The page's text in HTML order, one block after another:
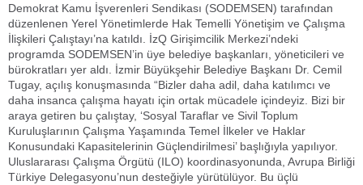
Demokrat Kamu İşverenleri Sendikası (SODEMSEN) tarafından
düzenlenen Yerel Yönetimlerde Hak Temelli Yönetişim ve Çalışma
İlişkileri Çalıştayı’na katıldı. İzQ Girişimcilik Merkezi’ndeki
programda SODEMSEN’in üye belediye başkanları, yöneticileri ve
bürokratları yer aldı. İzmir Büyükşehir Belediye Başkanı Dr. Cemil
Tugay, açılış konuşmasında “Bizler daha adil, daha katılımcı ve
daha insanca çalışma hayatı için ortak mücadele içindeyiz. Bizi bir
araya getiren bu çalıştay, ‘Sosyal Taraflar ve Sivil Toplum
Kuruluşlarının Çalışma Yaşamında Temel İlkeler ve Haklar
Konusundaki Kapasitelerinin Güçlendirilmesi’ başlığıyla yapılıyor.
Uluslararası Çalışma Örgütü (ILO) koordinasyonunda, Avrupa Birliği
Türkiye Delegasyonu’nun desteğiyle yürütülüyor. Bu üçlü